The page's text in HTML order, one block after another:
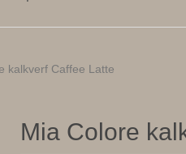
kalkverf Caffee Latte
Mia Colore